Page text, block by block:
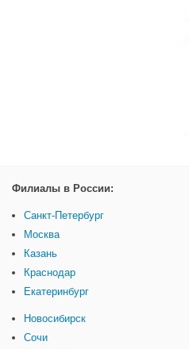
Филиалы в России:
Санкт-Петербург
Москва
Казань
Краснодар
Екатеринбург
Новосибирск
Сочи